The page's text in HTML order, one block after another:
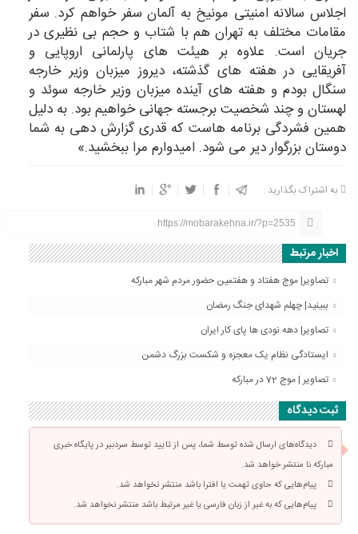
اجلاس سالانه امنیتی مونیخ به آلمان سفر خواهم کرد. سفر
مقامات مختلف به تهران هم با شتاب و حجم بی نظیری در
جریان است. علاوه بر هیئت های پارلمانی اروپایی و
آفریقایی در هفته های گذشته، دیروز میزبان وزیر خارجه
سنگال بودم و هفته های آینده میزبان وزیر خارجه سوئد و
لهستان و چند شخصیت برجسته جهانی خواهیم بود. به دلیل
همین فشردگی برنامه هاست که قدری گزارش دهی به شما
دوستان بزرگوار دیر می شود. امیدوارم مرا ببخشید.»
به اشتراک بگذارید :
https://mobarakehna.ir/?p=2535
اخبار مرتبط
تصاویر| موج هفتاد و هفتمین حضور مردم شهر مبارکه
ببینید| چهلم شهدای جنگ رمضان
تصاویر| دهه نودی ها پای کار ایران
ایستادگی نظام یک معجزه و شکست بزرگ دشمن
تصاویر | موج 72 در مبارکه
ثبت دیدگاه
دیدگاه‌های ارسال شده توسط شما، پس از تایید توسط سردبیر در پایگاه خبری
مبارکه نا منتشر خواهد شد.
پیام‌هایی که حاوی تهمت یا افترا باشد منتشر نخواهد شد.
پیام‌هایی که به غیر از زبان فارسی یا غیر مرتبط باشد منتشر نخواهد شد.